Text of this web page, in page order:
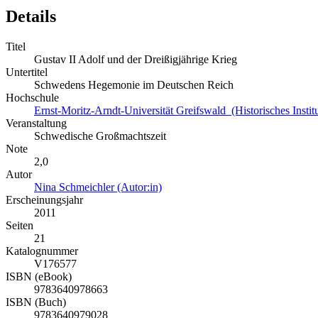
Details
Titel
Gustav II Adolf und der Dreißigjährige Krieg
Untertitel
Schwedens Hegemonie im Deutschen Reich
Hochschule
Ernst-Moritz-Arndt-Universität Greifswald (Historisches
Veranstaltung
Schwedische Großmachtszeit
Note
2,0
Autor
Nina Schmeichler (Autor:in)
Erscheinungsjahr
2011
Seiten
21
Katalognummer
V176577
ISBN (eBook)
9783640978663
ISBN (Buch)
9783640979028